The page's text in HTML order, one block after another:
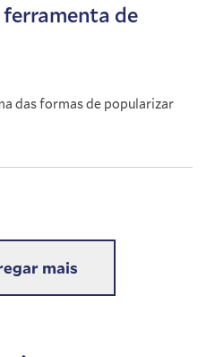
de
das formas de popularizar
mais